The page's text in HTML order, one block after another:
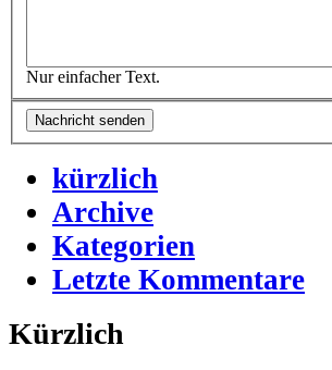
Nur einfacher Text.
kürzlich
Archive
Kategorien
Letzte Kommentare
Kürzlich